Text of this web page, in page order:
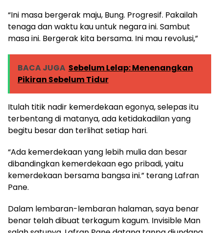
“Ini masa bergerak maju, Bung. Progresif. Pakailah
tenaga dan waktu kau untuk negara ini. Sambut
masa ini. Bergerak kita bersama. Ini mau revolusi,”
BACA JUGA Sebelum Lelap: Menenangkan
Pikiran Sebelum Tidur
Itulah titik nadir kemerdekaan egonya, selepas itu
terbentang di matanya, ada ketidakadilan yang
begitu besar dan terlihat setiap hari.
“Ada kemerdekaan yang lebih mulia dan besar
dibandingkan kemerdekaan ego pribadi, yaitu
kemerdekaan bersama bangsa ini.” terang Lafran
Pane.
Dalam lembaran-lembaran halaman, saya benar
benar telah dibuat terkagum kagum. Invisible Man